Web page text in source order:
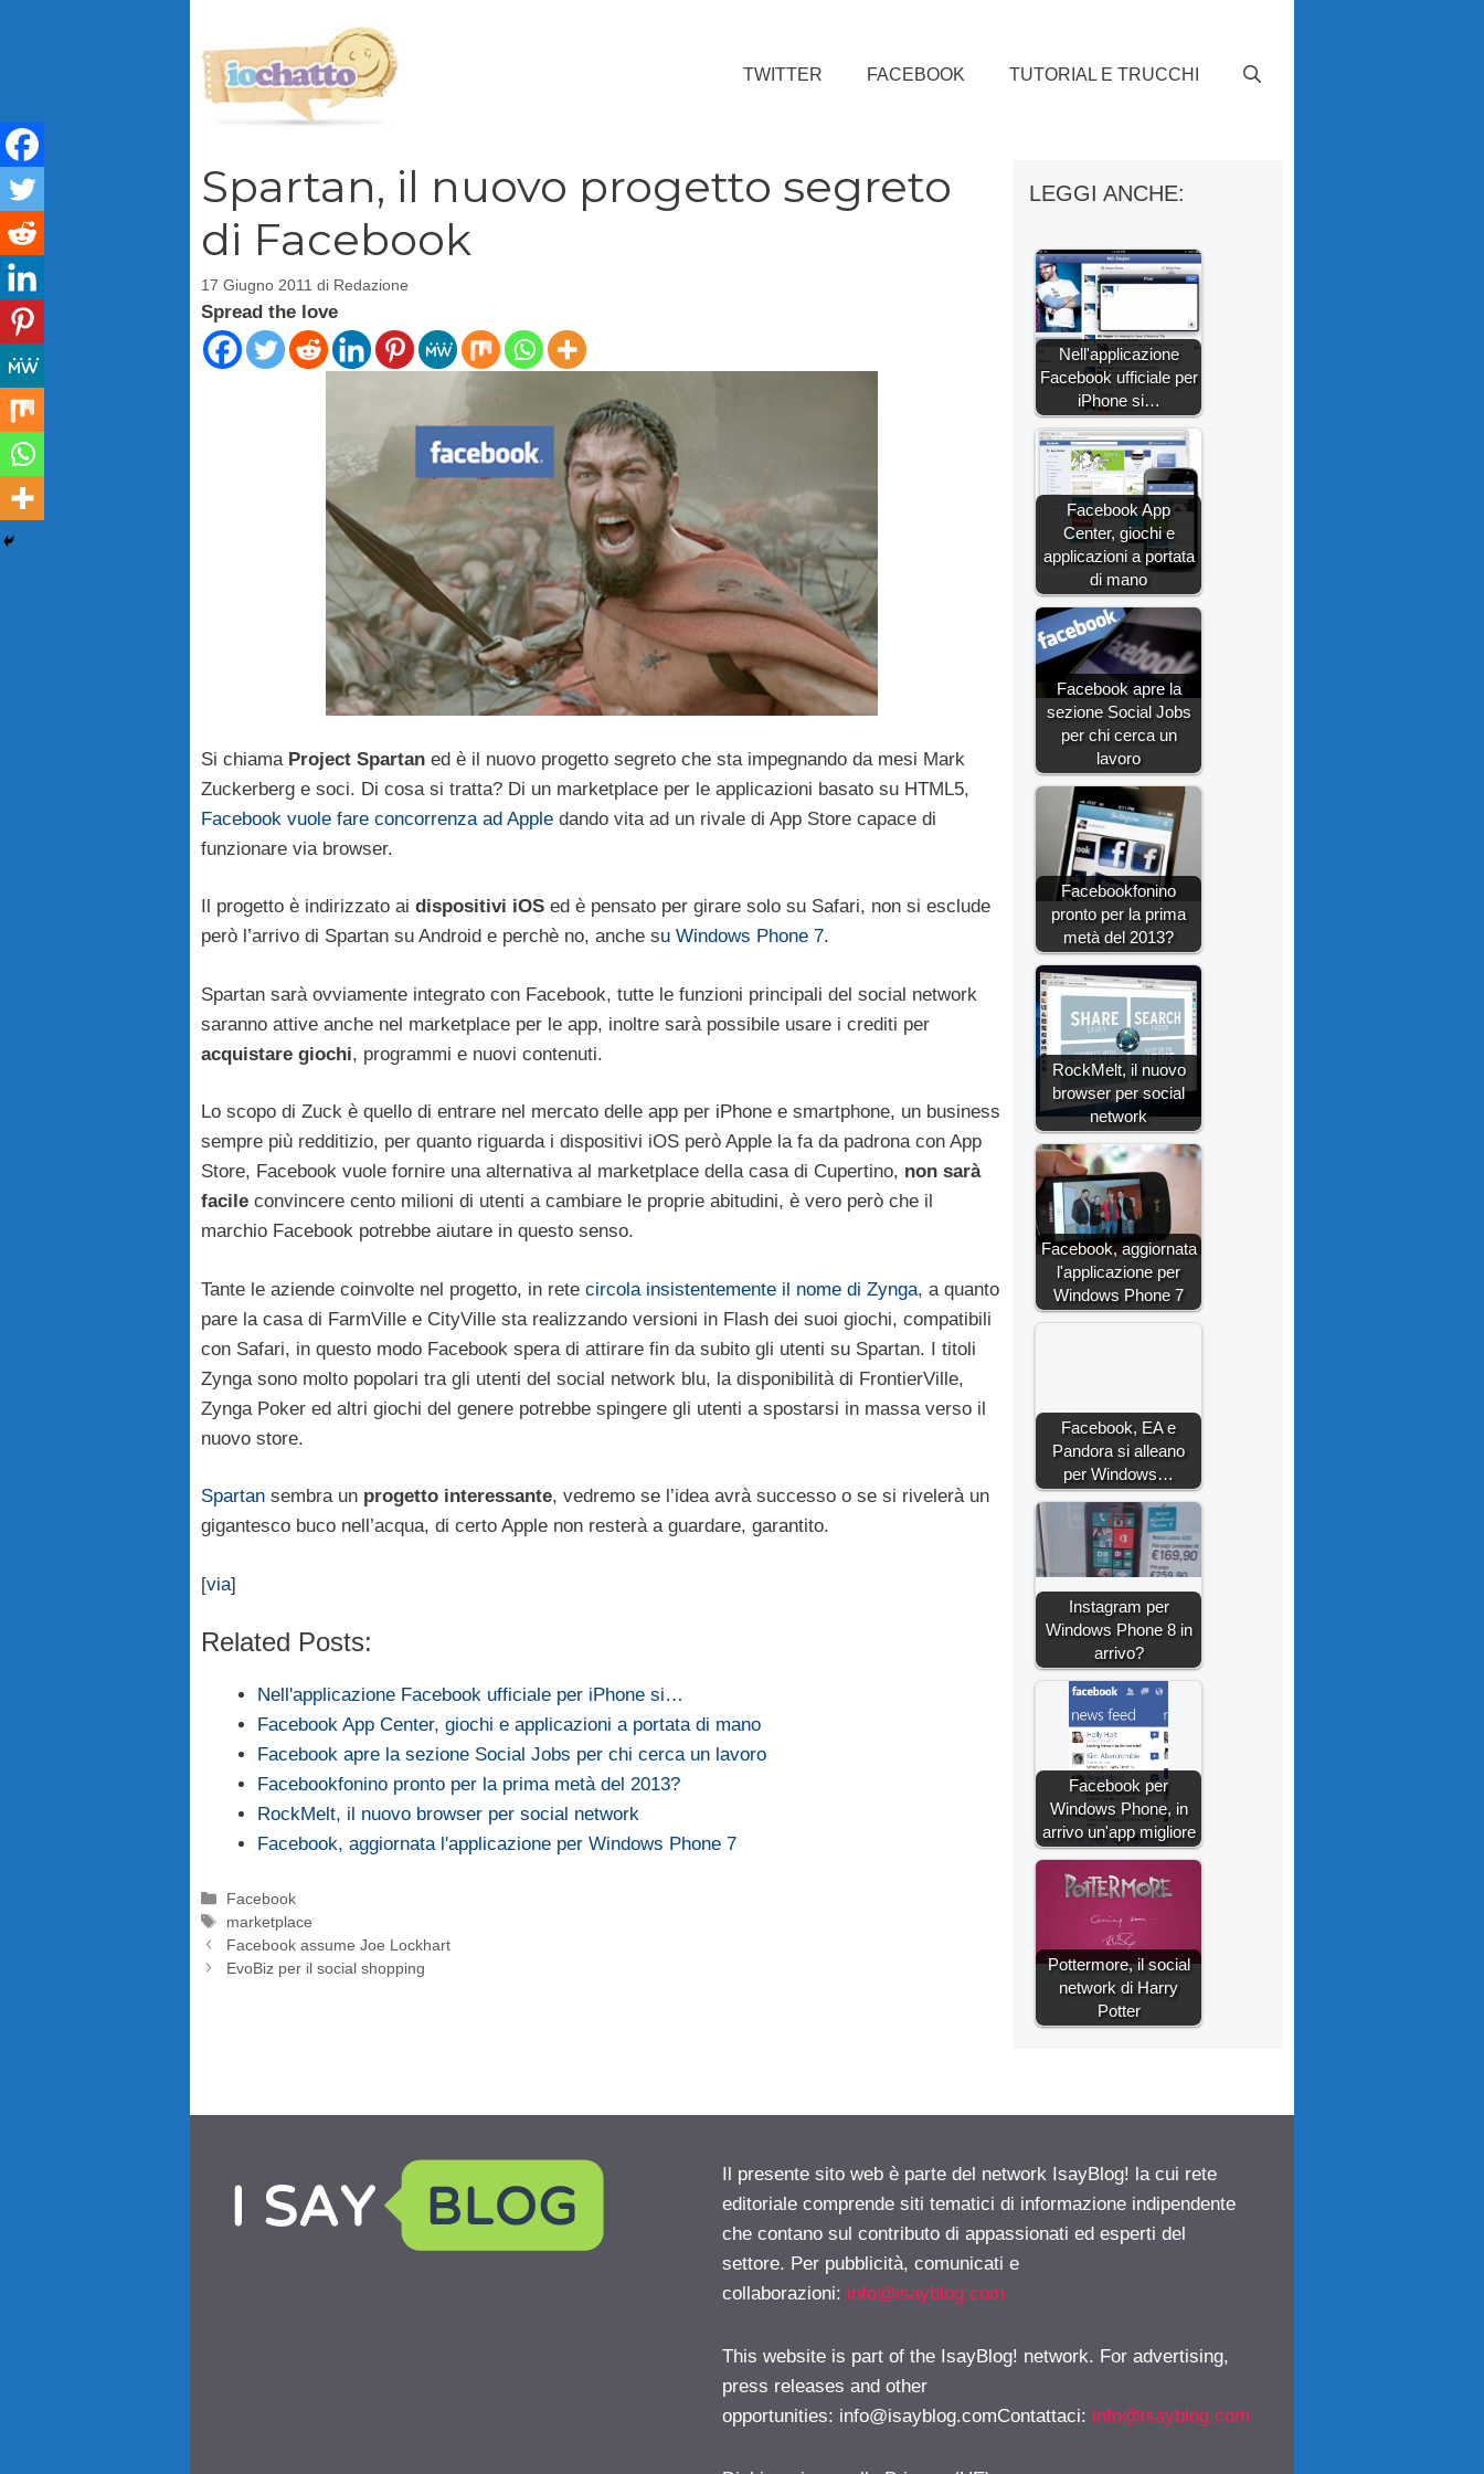
TWITTER FACEBOOK TUTORIAL E TRUCCHI
Spartan, il nuovo progetto segreto
di Facebook
17 Giugno 2011 di Redazione
Spread the love
Si chiama Project Spartan ed è il nuovo progetto segreto che sta impegnando da mesi Mark
Zuckerberg e soci. Di cosa si tratta? Di un marketplace per le applicazioni basato su HTML5,
Facebook vuole fare concorrenza ad Apple dando vita ad un rivale di App Store capace di
funzionare via browser.
Il progetto è indirizzato ai dispositivi iOS ed è pensato per girare solo su Safari, non si esclude
però l’arrivo di Spartan su Android e perchè no, anche su Windows Phone 7.
Spartan sarà ovviamente integrato con Facebook, tutte le funzioni principali del social network
saranno attive anche nel marketplace per le app, inoltre sarà possibile usare i crediti per
acquistare giochi, programmi e nuovi contenuti.
Lo scopo di Zuck è quello di entrare nel mercato delle app per iPhone e smartphone, un business
sempre più redditizio, per quanto riguarda i dispositivi iOS però Apple la fa da padrona con App
Store, Facebook vuole fornire una alternativa al marketplace della casa di Cupertino, non sarà
facile convincere cento milioni di utenti a cambiare le proprie abitudini, è vero però che il
marchio Facebook potrebbe aiutare in questo senso.
Tante le aziende coinvolte nel progetto, in rete circola insistentemente il nome di Zynga, a quanto
pare la casa di FarmVille e CityVille sta realizzando versioni in Flash dei suoi giochi, compatibili
con Safari, in questo modo Facebook spera di attirare fin da subito gli utenti su Spartan. I titoli
Zynga sono molto popolari tra gli utenti del social network blu, la disponibilità di FrontierVille,
Zynga Poker ed altri giochi del genere potrebbe spingere gli utenti a spostarsi in massa verso il
nuovo store.
Spartan sembra un progetto interessante, vedremo se l’idea avrà successo o se si rivelerà un
gigantesco buco nell’acqua, di certo Apple non resterà a guardare, garantito.
[via]
Related Posts:
Nell'applicazione Facebook ufficiale per iPhone si…
Facebook App Center, giochi e applicazioni a portata di mano
Facebook apre la sezione Social Jobs per chi cerca un lavoro
Facebookfonino pronto per la prima metà del 2013?
RockMelt, il nuovo browser per social network
Facebook, aggiornata l'applicazione per Windows Phone 7
Categorie
Facebook
Tag
marketplace
Facebook assume Joe Lockhart
EvoBiz per il social shopping
LEGGI ANCHE:
Nell'applicazione
Facebook ufficiale per
iPhone si…
Facebook App
Center, giochi e
applicazioni a portata
di mano
Facebook apre la
sezione Social Jobs
per chi cerca un
lavoro
Facebookfonino
pronto per la prima
metà del 2013?
RockMelt, il nuovo
browser per social
network
Facebook, aggiornata
l'applicazione per
Windows Phone 7
Facebook, EA e
Pandora si alleano
per Windows…
Instagram per
Windows Phone 8 in
arrivo?
Facebook per
Windows Phone, in
arrivo un'app migliore
Pottermore, il social
network di Harry
Potter
Il presente sito web è parte del network IsayBlog! la cui rete
editoriale comprende siti tematici di informazione indipendente
che contano sul contributo di appassionati ed esperti del
settore. Per pubblicità, comunicati e
collaborazioni: info@isayblog.com
This website is part of the IsayBlog! network. For advertising,
press releases and other
opportunities: info@isayblog.comContattaci: info@isayblog.com